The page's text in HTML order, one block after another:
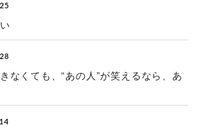
なくても、“あの人”が笑えるなら、あ